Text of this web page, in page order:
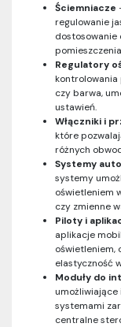
Ściemniacze
regulowanie
Regulatory
kontrolowania
czy barwa,
ustawień.
Włączniki i
które
różnych
Systemy
systemy
oświetleniem
czy zmienne
Piloty i
aplikacje
oświetleniem,
elastyczność
Moduły do
systemami
centralne